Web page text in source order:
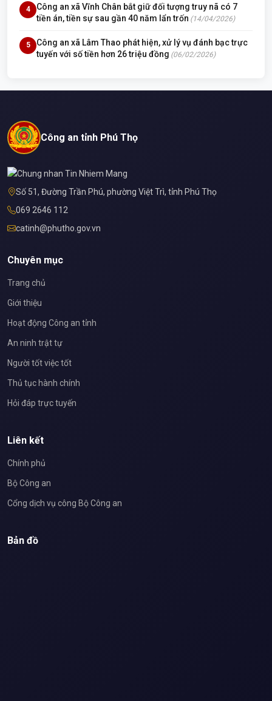
4
Công an xã Vĩnh Chân bắt giữ đối tượng truy nã có 7
tiền án, tiền sự sau gần 40 năm lẩn trốn (14/04/2026)
5
Công an xã Lâm Thao phát hiện, xử lý vụ đánh bạc trực
tuyến với số tiền hơn 26 triệu đồng (06/02/2026)
Công an tỉnh Phú Thọ
Số 51, Đường Trần Phú, phường Việt Trì, tỉnh Phú Thọ
069 2646 112
catinh@phutho.gov.vn
Chuyên mục
Trang chủ
Giới thiệu
Hoạt động Công an tỉnh
An ninh trật tự
Người tốt việc tốt
Thủ tục hành chính
Hỏi đáp trực tuyến
Liên kết
Chính phủ
Bộ Công an
Cổng dịch vụ công Bộ Công an
Bản đồ